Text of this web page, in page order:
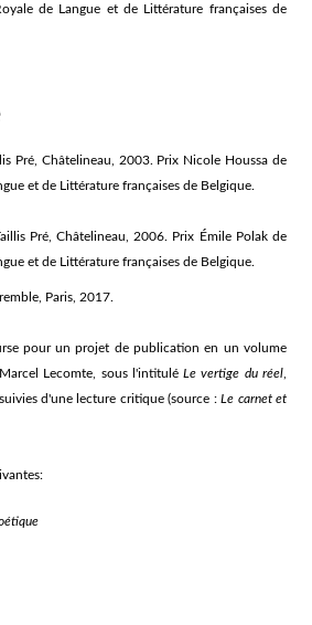
de Langue et de Littérature françaises de
Pré, Châtelineau, 2003. Prix Nicole Houssa de
et de Littérature françaises de Belgique.
Pré, Châtelineau, 2006. Prix Émile Polak de
et de Littérature françaises de Belgique.
Paris, 2017.
pour un projet de publication en un volume
Lecomte, sous l'intituléLe vertige du réel,
d'une lecture critique (source :Le carnet et